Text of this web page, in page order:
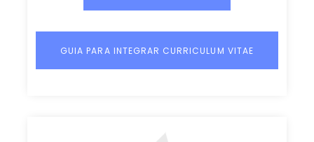
GUIA PARA INTEGRAR CURRICULUM VITAE